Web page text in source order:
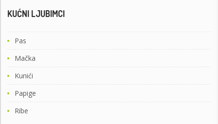
KUĆNI LJUBIMCI
Pas
Mačka
Kunići
Papige
Ribe